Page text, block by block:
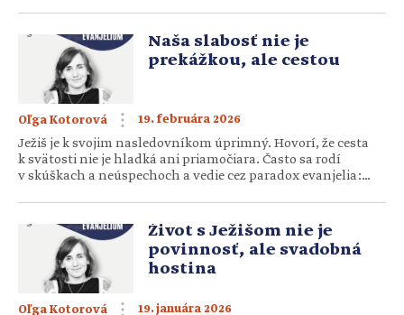
Snažil sa nájsť riešenie, ktoré by bolo správne. Možno pocítil
úľavu, keď si v srdci vytvoril plán, ako sa […]
Naša slabosť nie je
prekážkou, ale cestou
Oľga Kotorová 19. februára 2026
Ježiš je k svojim nasledovníkom úprimný. Hovorí, že cesta
k svätosti nie je hladká ani priamočiara. Často sa rodí
v skúškach a neúspechoch a vedie cez paradox evanjelia:
zachránení. Svätá Terézia z Lisieux učí, že svätosť nespočíva
v bezchybnosti, ale v dôvere v Boha. Aj keď zlyhávame,
dôležité je, […]
Život s Ježišom nie je
povinnosť, ale svadobná
hostina
Oľga Kotorová 19. januára 2026